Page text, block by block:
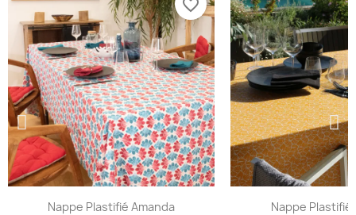
Nappe Plastifié Amanda
favorite_border
Nappe